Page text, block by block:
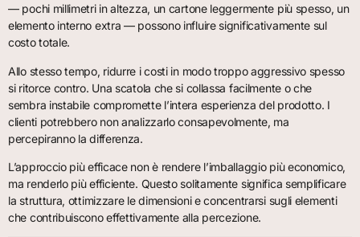
— pochi millimetri in altezza, un cartone leggermente più spesso, un
elemento interno extra — possono influire significativamente sul
costo totale.
Allo stesso tempo, ridurre i costi in modo troppo aggressivo spesso
si ritorce contro. Una scatola che si collassa facilmente o che
sembra instabile compromette l’intera esperienza del prodotto. I
clienti potrebbero non analizzarlo consapevolmente, ma
percepiranno la differenza.
L’approccio più efficace non è rendere l’imballaggio più economico,
ma renderlo più efficiente. Questo solitamente significa semplificare
la struttura, ottimizzare le dimensioni e concentrarsi sugli elementi
che contribuiscono effettivamente alla percezione.